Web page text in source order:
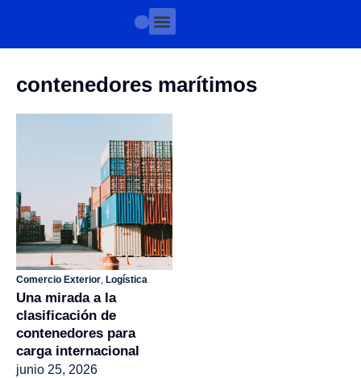
contenedores marítimos
Comercio Exterior, Logística
Una mirada a la
clasificación de
contenedores para
carga internacional
junio 25, 2026